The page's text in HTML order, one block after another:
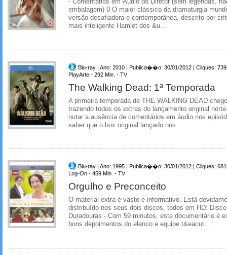
embalagem) 0 O maior clássico da dramaturgia
versão desafiadora e contemporânea, descrito por
mais inteligente Hamlet dos &u...
Blu-ray | Ano: 2010 | Publica��o: 30/01/2012 | Cliques:
PlayArte - 292 Min. - TV
The Walking Dead: 1ª Temporada
A primeira temporada de THE WALKING DEAD
trazendo todos os extras do lançamento original
notar a ausência de comentários em áudio nos
saber que o box original lançado nos...
Blu-ray | Ano: 1995 | Publica��o: 30/01/2012 | Cliques:
Log-On - 459 Min. - TV
Orgulho e Preconceito
O material extra é vasto e informativo. Está
distribuído nos seus dois discos, todos em HD:
Duradouras - Com 59 minutos, este documentário é
bons depoimentos do elenco e equipe t&eacut...